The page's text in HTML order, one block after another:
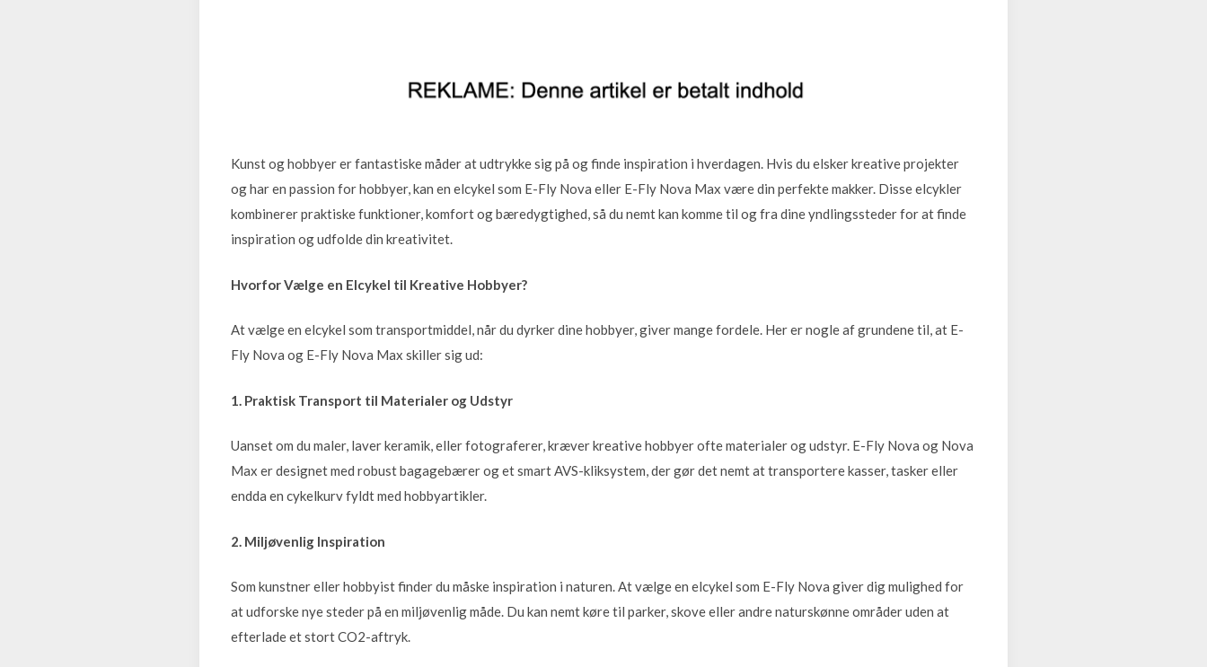
Kunst og hobbyer er fantastiske måder at udtrykke sig på og finde inspiration i hverdagen. Hvis du elsker kreative projekter
og har en passion for hobbyer, kan en elcykel som E-Fly Nova eller E-Fly Nova Max være din perfekte makker. Disse elcykler
kombinerer praktiske funktioner, komfort og bæredygtighed, så du nemt kan komme til og fra dine yndlingssteder for at finde
inspiration og udfolde din kreativitet.
Hvorfor Vælge en Elcykel til Kreative Hobbyer?
At vælge en elcykel som transportmiddel, når du dyrker dine hobbyer, giver mange fordele. Her er nogle af grundene til, at E-
Fly Nova og E-Fly Nova Max skiller sig ud:
1. Praktisk Transport til Materialer og Udstyr
Uanset om du maler, laver keramik, eller fotograferer, kræver kreative hobbyer ofte materialer og udstyr. E-Fly Nova og Nova
Max er designet med robust bagagebærer og et smart AVS-kliksystem, der gør det nemt at transportere kasser, tasker eller
endda en cykelkurv fyldt med hobbyartikler.
2. Miljøvenlig Inspiration
Som kunstner eller hobbyist finder du måske inspiration i naturen. At vælge en elcykel som E-Fly Nova giver dig mulighed for
at udforske nye steder på en miljøvenlig måde. Du kan nemt køre til parker, skove eller andre naturskønne områder uden at
efterlade et stort CO2-aftryk.